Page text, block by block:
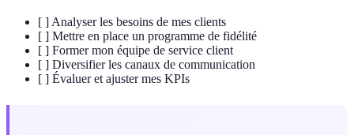
[ ] Analyser les besoins de mes clients
[ ] Mettre en place un programme de fidélité
[ ] Former mon équipe de service client
[ ] Diversifier les canaux de communication
[ ] Évaluer et ajuster mes KPIs